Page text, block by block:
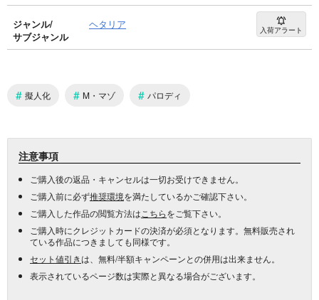
ジャンル/
サブジャンル
ヘタリア 入荷アラート
# 擬人化 # M・マゾ # パロディ
注意事項
ご購入後の返品・キャンセルは一切お受けできません。
ご購入前に必ず推奨環境を満たしているかご確認下さい。
ご購入した作品の閲覧方法は こちらをご覧下さい。
ご購入時にクレジットカードの決済が必須となります。無料販売され
ている作品につきましても同様です。
セット値引きは、無料/半額キャンペーンとの併用は出来ません。
表示されているページ数は実際と異なる場合がございます。